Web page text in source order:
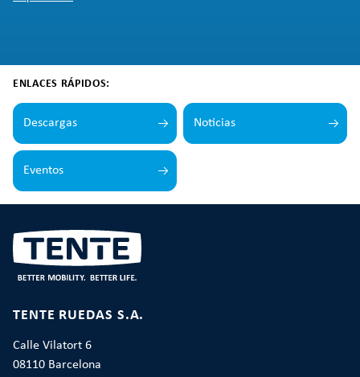
ENLACES RÁPIDOS:
Descargas Noticias
Eventos
TENTE RUEDAS S.A.
Calle Vilatort 6
08110 Barcelona